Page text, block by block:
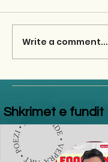
Write a comment...
Shkrimet e fundit